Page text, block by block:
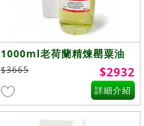
1000ml老荷蘭精煉罌粟油
Poppy oil
refined(E1105)
$3665 $2932
詳細介紹